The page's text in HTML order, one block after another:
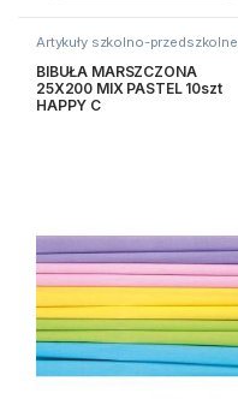
Artykuły szkolno-przedszkolne
Bibuły i krepiny Kreatywne i
plastyczne
BIBUŁA MARSZCZONA
25X200 MIX PASTEL 10szt
HAPPY C